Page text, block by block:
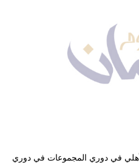
في دوري المجموعات في دوري